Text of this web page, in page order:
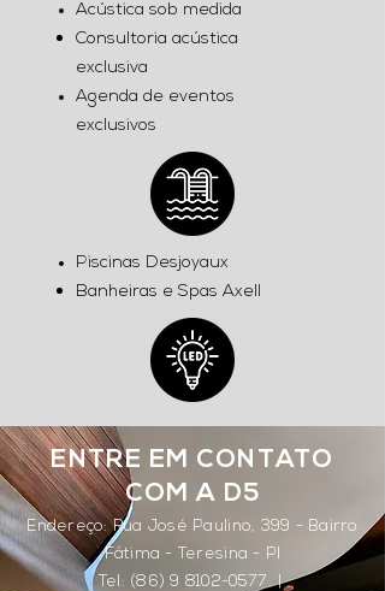
Acústica sob medida
Consultoria acústica
exclusiva
Agenda de eventos
exclusivos
Piscinas Desjoyaux
Banheiras e Spas Axell
ENTRE EM CONTATO
COM A D5
Endereço: Rua José Paulino, 399 - Bairro
Fátima - Teresina - PI
Tel: (86) 9 8102-0577 |